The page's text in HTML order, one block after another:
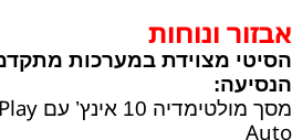
אבזור ונוחות
הסיטי מצוידת במערכות
הנסיעה:
מסך מולטימדיה 10 אינץ’ עם
Auto